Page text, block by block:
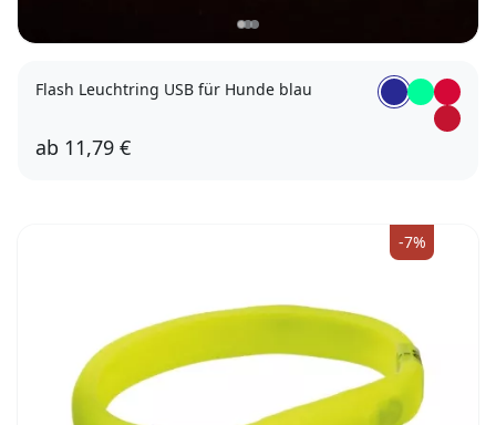
Flash Leuchtring USB für Hunde blau
ab 11,79 €
-7%